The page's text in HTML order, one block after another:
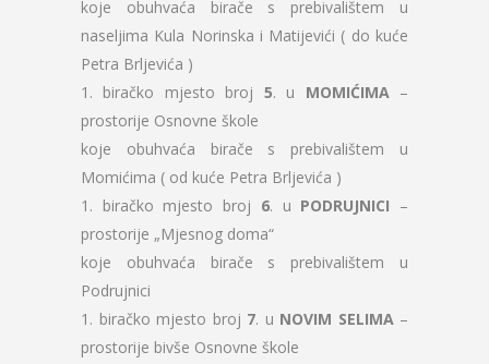
koje obuhvaća birače s prebivalištem u
naseljima Kula Norinska i Matijevići ( do kuće
Petra Brljevića )
1. biračko mjesto broj 5. u MOMIĆIMA –
prostorije Osnovne škole
koje obuhvaća birače s prebivalištem u
Momićima ( od kuće Petra Brljevića )
1. biračko mjesto broj 6. u PODRUJNICI –
prostorije „Mjesnog doma“
koje obuhvaća birače s prebivalištem u
Podrujnici
1. biračko mjesto broj 7. u NOVIM SELIMA–
prostorije bivše Osnovne škole